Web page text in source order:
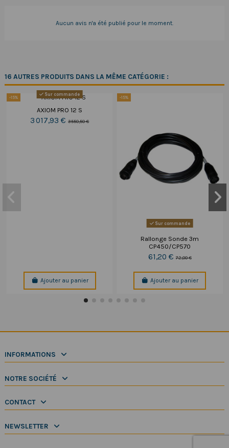
Aucun avis n'a été publié pour le moment.
16 AUTRES PRODUITS DANS LA MÊME CATÉGORIE :
-15%
Sur commande
AXIOM PRO 12 S
3 017,93 €3 550,50 €
Ajouter au panier
-15%
Sur commande
Rallonge Sonde 3m
CP450/CP570
61,20 €72,00 €
Ajouter au panier
INFORMATIONS
NOTRE SOCIÉTÉ
CONTACT
NEWSLETTER